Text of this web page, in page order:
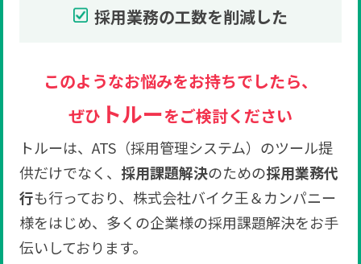
採用業務の工数を削減した
このようなお悩みをお持ちでしたら、
ぜひ トルーをご検討ください
トルーは、ATS（採用管理システム）のツール提
供だけでなく、 採用課題解決のための採用業務代
行も行っており、株式会社バイク王＆カンパニー
様をはじめ、多くの企業様の採用課題解決をお手
伝いしております。